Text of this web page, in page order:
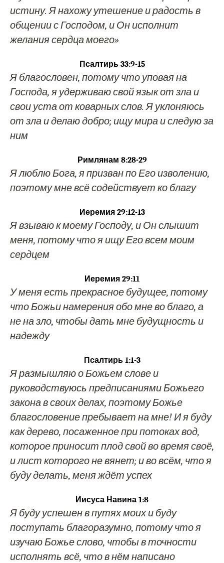
истину. Я нахожу утешение и радость в
общении с Господом, и Он исполнит
желания сердца моего»
Псалтирь 33:9-15
Я благословен, потому что уповая на
Господа, я удерживаю свой язык от зла и
свои уста от коварных слов. Я уклоняюсь
от зла и делаю добро; ищу мира и следую за
ним
Римлянам 8:28-29
Я люблю Бога, я призван по Его изволению,
поэтому мне всё содействует ко благу
Иеремия 29:12-13
Я взываю к моему Господу, и Он слышит
меня, потому что я ищу Его всем моим
сердцем
Иеремия 29:11
У меня есть прекрасное будущее, потому
что Божьи намерения обо мне во благо, а
не на зло, чтобы дать мне будущность и
надежду
Псалтирь 1:1-3
Я размышляю о Божьем слове и
руководствуюсь предписаниями Божьего
закона в своих делах, поэтому Божье
благословение пребывает на мне! И я буду
как дерево, посаженное при потоках вод,
которое приносит плод свой во время своё,
и лист которого не вянет; и во всём, что я
буду делать, меня ждёт успех
Иисуса Навина 1:8
Я буду успешен в путях моих и буду
поступать благоразумно, потому что я
изучаю Божье слово, чтобы в точности
исполнять всё, что в нём написано